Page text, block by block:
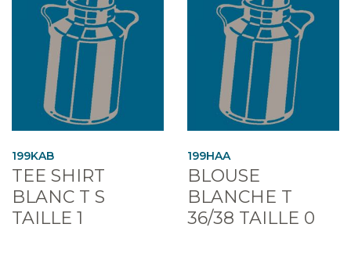
199KAB
TEE SHIRT
BLANC T S
TAILLE 1
199HAA
BLOUSE
BLANCHE T
36/38 TAILLE 0